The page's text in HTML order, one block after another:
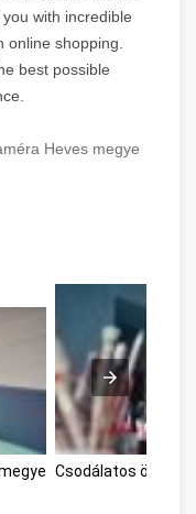
with incredible
shopping.
best possible
Heves megye
Csodálatos